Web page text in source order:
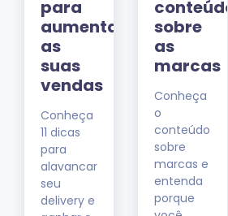
para
aumentar
as
suas
vendas
Conheça
11 dicas
para
alavancar
seu
delivery e
conteúdo
sobre
as
marcas
Conheça
o
conteúdo
sobre
marcas e
entenda
porque